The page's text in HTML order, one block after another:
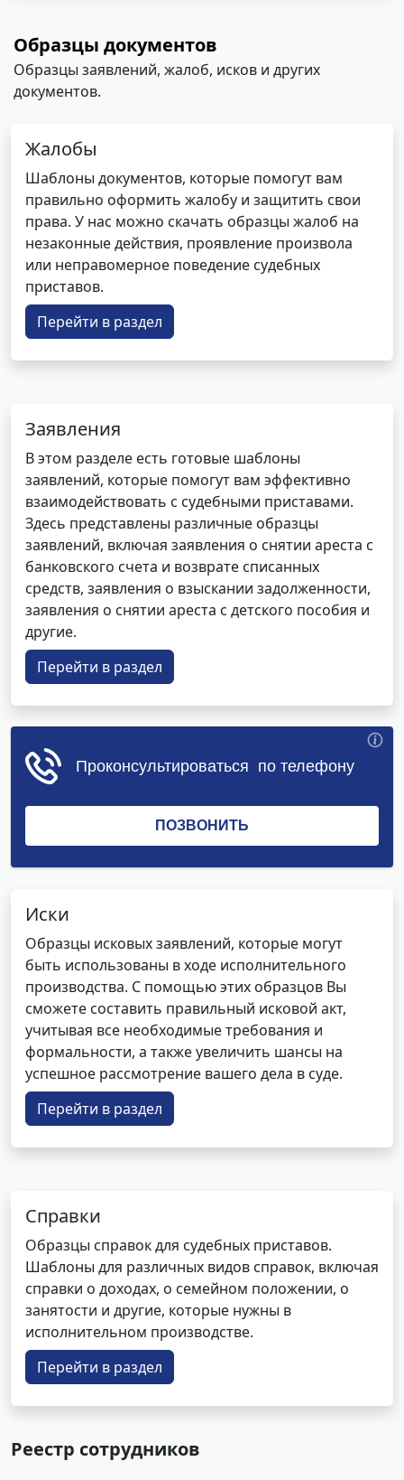
Образцы документов
Образцы заявлений, жалоб, исков и других
документов.
Жалобы
Шаблоны документов, которые помогут вам
правильно оформить жалобу и защитить свои
права. У нас можно скачать образцы жалоб на
незаконные действия, проявление произвола
или неправомерное поведение судебных
приставов.
Перейти в раздел
Заявления
В этом разделе есть готовые шаблоны
заявлений, которые помогут вам эффективно
взаимодействовать с судебными приставами.
Здесь представлены различные образцы
заявлений, включая заявления о снятии ареста с
банковского счета и возврате списанных
средств, заявления о взыскании задолженности,
заявления о снятии ареста с детского пособия и
другие.
Перейти в раздел
Иски
Образцы исковых заявлений, которые могут
быть использованы в ходе исполнительного
производства. С помощью этих образцов Вы
сможете составить правильный исковой акт,
учитывая все необходимые требования и
формальности, а также увеличить шансы на
успешное рассмотрение вашего дела в суде.
Перейти в раздел
Справки
Образцы справок для судебных приставов.
Шаблоны для различных видов справок, включая
справки о доходах, о семейном положении, о
занятости и другие, которые нужны в
исполнительном производстве.
Перейти в раздел
Реестр сотрудников